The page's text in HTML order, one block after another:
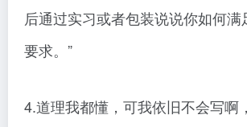
后通过实习或者包装说说你如何满
要求。”
4.道理我都懂，可我依旧不会写啊